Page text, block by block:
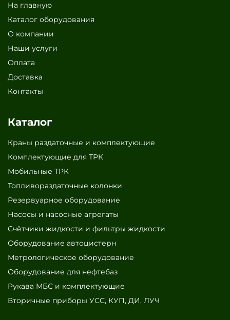
На главную
Каталог оборудования
О компании
Наши услуги
Оплата
Доставка
Контакты
Каталог
Краны раздаточные и комплектующие
Комплектующие для ТРК
Мобильные ТРК
Топливораздаточные колонки
Резервуарное оборудование
Насосы и насосные агрегаты
Счётчики жидкости и фильтры жидкости
Оборудование автоцистерн
Метрологическое оборудование
Оборудование для нефтебаз
Рукава МБС и комплектующие
Вторичные приборы УСС, КУП, ДИ, ЛУЧ